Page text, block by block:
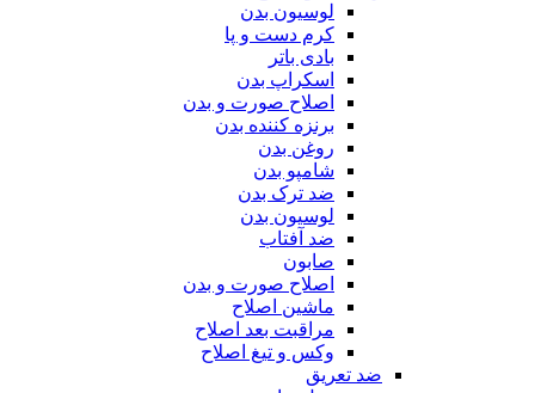
لوسیون بدن
کرم دست و پا
بادی باتر
اسکراپ بدن
اصلاح صورت و بدن
برنزه کننده بدن
روغن بدن
شامپو بدن
ضد ترک بدن
لوسیون بدن
ضد آفتاب
صابون
اصلاح صورت و بدن
ماشین اصلاح
مراقبت بعد اصلاح
وکس و تیغ اصلاح
ضد تعریق